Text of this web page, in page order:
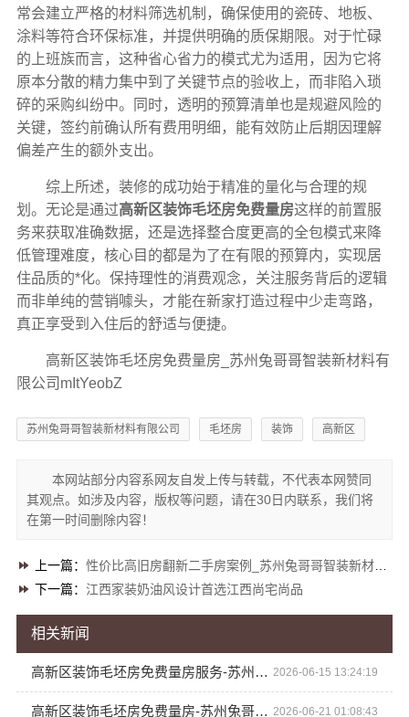
常会建立严格的材料筛选机制，确保使用的瓷砖、地板、
涂料等符合环保标准，并提供明确的质保期限。对于忙碌
的上班族而言，这种省心省力的模式尤为适用，因为它将
原本分散的精力集中到了关键节点的验收上，而非陷入琐
碎的采购纠纷中。同时，透明的预算清单也是规避风险的
关键，签约前确认所有费用明细，能有效防止后期因理解
偏差产生的额外支出。
综上所述，装修的成功始于精准的量化与合理的规
划。无论是通过高新区装饰毛坯房免费量房这样的前置服
务来获取准确数据，还是选择整合度更高的全包模式来降
低管理难度，核心目的都是为了在有限的预算内，实现居
住品质的*化。保持理性的消费观念，关注服务背后的逻辑
而非单纯的营销噱头，才能在新家打造过程中少走弯路，
真正享受到入住后的舒适与便捷。
高新区装饰毛坯房免费量房_苏州兔哥哥智装新材料有
限公司mItYeobZ
苏州兔哥哥智装新材料有限公司 毛坯房 装饰 高新区
本网站部分内容系网友自发上传与转载，不代表本网赞同
其观点。如涉及内容，版权等问题，请在30日内联系，我们将
在第一时间删除内容！
上一篇： 性价比高旧房翻新二手房案例_苏州兔哥哥智装新材料有限公司
下一篇： 江西家装奶油风设计首选江西尚宅尚品
相关新闻
高新区装饰毛坯房免费量房服务-苏州兔哥哥智装新材料有限公司 2026-06-15 13:24:19
高新区装饰毛坯房免费量房-苏州兔哥哥智装新材料有限公司 2026-06-21 01:08:43